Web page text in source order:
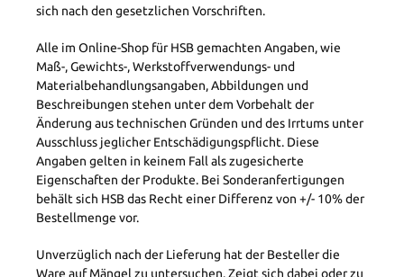
sich nach den gesetzlichen Vorschriften.
Alle im Online-Shop für HSB gemachten Angaben, wie
Maß-, Gewichts-, Werkstoffverwendungs- und
Materialbehandlungsangaben, Abbildungen und
Beschreibungen stehen unter dem Vorbehalt der
Änderung aus technischen Gründen und des Irrtums unter
Ausschluss jeglicher Entschädigungspflicht. Diese
Angaben gelten in keinem Fall als zugesicherte
Eigenschaften der Produkte. Bei Sonderanfertigungen
behält sich HSB das Recht einer Differenz von +/- 10% der
Bestellmenge vor.
Unverzüglich nach der Lieferung hat der Besteller die
Ware auf Mängel zu untersuchen. Zeigt sich dabei oder zu